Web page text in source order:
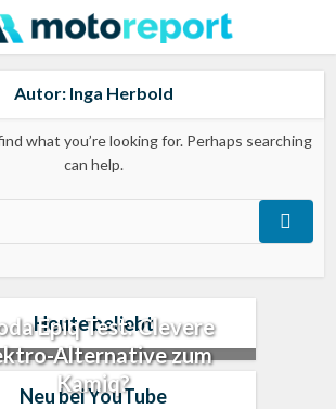
Autor: Inga Herbold
what you’re looking for. Perhaps searching
can help.
Heute beliebt
Epiq Test: Clevere
Alternative zum
Kamiq?
Neu bei YouTube